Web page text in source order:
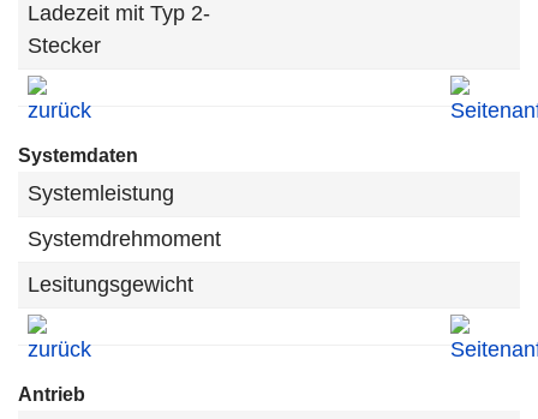
Ladezeit mit Typ 2-
Stecker
Systemdaten
Systemleistung
Systemdrehmoment
Lesitungsgewicht
Antrieb